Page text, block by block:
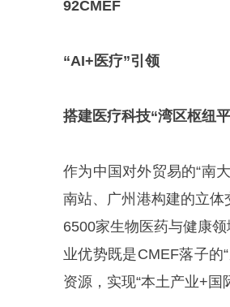
92CMEF
“AI+医疗”引领
搭建医疗科技“湾区枢纽
作为中国对外贸易的“南
南站、广州港构建的立
6500家生物医药与健康
业优势既是CMEF落子的
资源，实现“本土产业+国